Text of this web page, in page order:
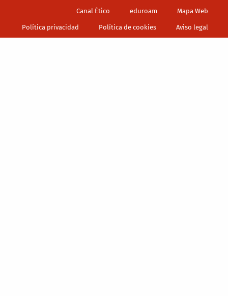
Canal Ético eduroam Mapa Web
Política privacidad Política de cookies Aviso legal